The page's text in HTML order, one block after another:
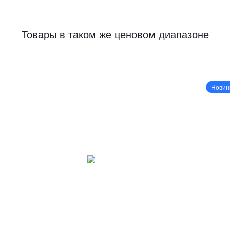
Товары в таком же ценовом диапазоне